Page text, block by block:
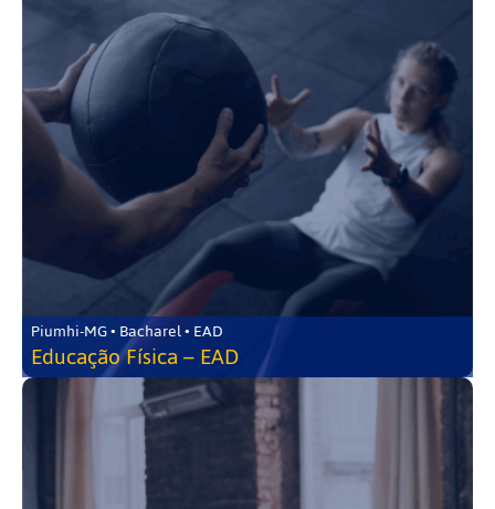
Piumhi-MG • Bacharel • EAD
Educação Física – EAD